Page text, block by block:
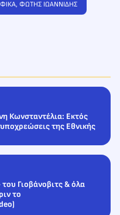
, ΦΩΤΗΣ ΙΩΑΝΝΙΔΗΣ
Κωνσταντέλια: Εκτός
της Εθνικής
Γιοβάνοβιτς & όλα
το